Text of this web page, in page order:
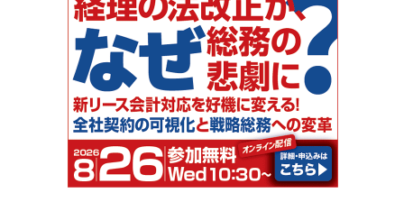
社外・社内コミュニケーション活性化
FM・オフィス移転
CSR・SDGs
テクノロジー活用・DX
助成金・補助金・コスト削減
アウトソーシング・BPO
調査・レポート